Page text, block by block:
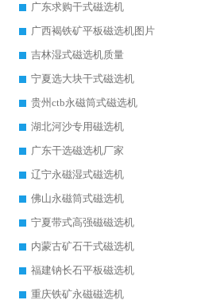
广东求购干式磁选机
广西褐铁矿平板磁选机图片
吉林湿式磁选机质量
宁夏选大块干式磁选机
贵州ctb永磁筒式磁选机
湖北河沙专用磁选机
广东干选磁选机厂家
辽宁永磁湿式磁选机
佛山永磁筒式磁选机
宁夏带式高强磁磁选机
内蒙古矿石干式磁选机
福建钠长石平板磁选机
重庆铁矿永磁磁选机